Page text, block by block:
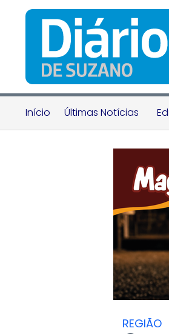
Início Últimas Notícias
REGIÃO